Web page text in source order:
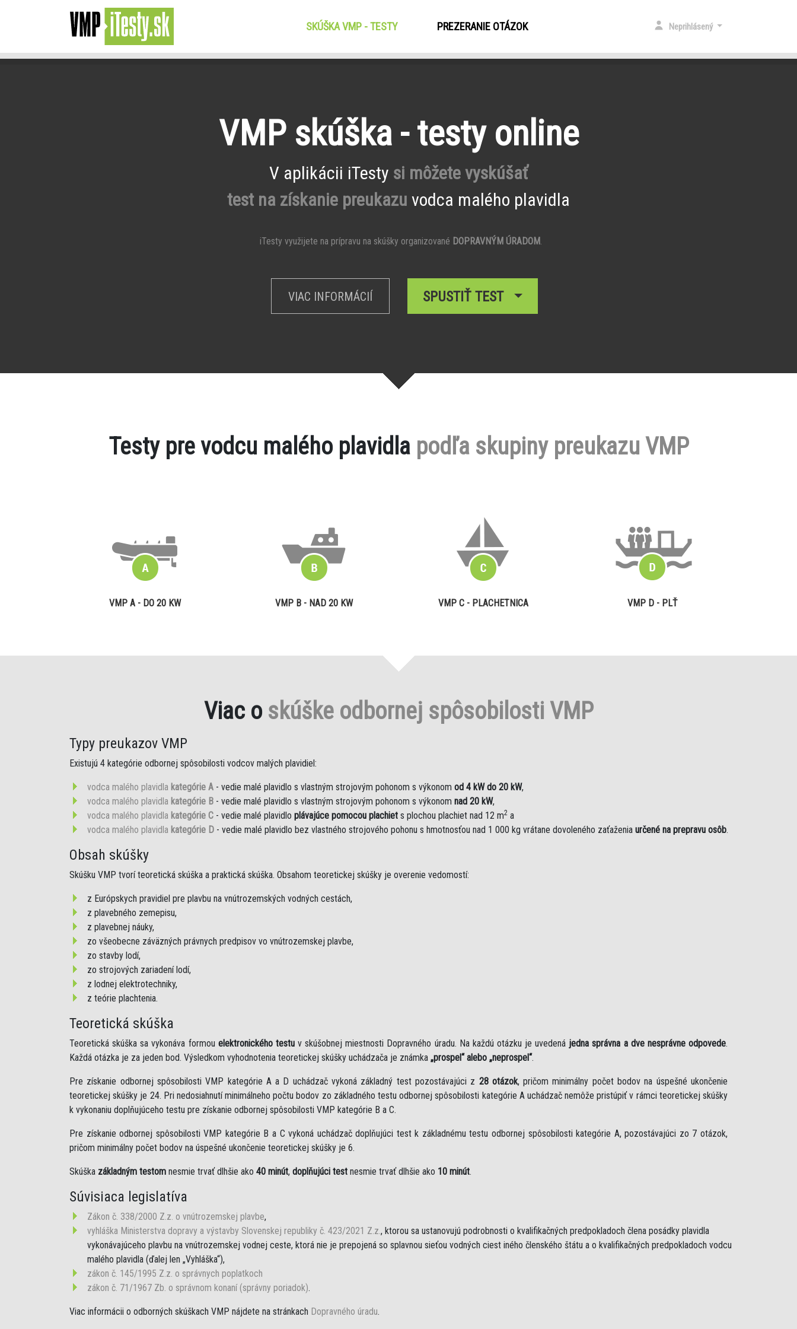
SKÚŠKA VMP - TESTY(CURRENT)PREZERANIE OTÁZOK Neprihlásený
VMP skúška - testy online
V aplikácii iTesty si môžete vyskúšať
test na získanie preukazu vodca malého plavidla
iTesty využijete na prípravu na skúšky organizované DOPRAVNÝM ÚRADOM.
VIAC INFORMÁCIÍ SPUSTIŤ TEST
Testy pre vodcu malého plavidla podľa skupiny preukazu VMP
VMP A - DO 20 KW VMP B - NAD 20 KW VMP C - PLACHETNICA VMP D - PLŤ
Viac o skúške odbornej spôsobilosti VMP
Typy preukazov VMP
Existujú 4 kategórie odbornej spôsobilosti vodcov malých plavidiel:
vodca malého plavidla kategórie A - vedie malé plavidlo s vlastným strojovým pohonom s výkonom od 4 kW do 20 kW,
vodca malého plavidla kategórie B - vedie malé plavidlo s vlastným strojovým pohonom s výkonom nad 20 kW,
vodca malého plavidla kategórie C - vedie malé plavidlo plávajúce pomocou plachiet s plochou plachiet nad 12 m2 a
vodca malého plavidla kategórie D - vedie malé plavidlo bez vlastného strojového pohonu s hmotnosťou nad 1 000 kg vrátane dovoleného zaťaženia určené na prepravu osôb.
Obsah skúšky
Skúšku VMP tvorí teoretická skúška a praktická skúška. Obsahom teoretickej skúšky je overenie vedomostí:
z Európskych pravidiel pre plavbu na vnútrozemských vodných cestách,
z plavebného zemepisu,
z plavebnej náuky,
zo všeobecne záväzných právnych predpisov vo vnútrozemskej plavbe,
zo stavby lodí,
zo strojových zariadení lodí,
z lodnej elektrotechniky,
z teórie plachtenia.
Teoretická skúška
Teoretická skúška sa vykonáva formou elektronického testuv skúšobnej miestnosti Dopravného úradu. Na každú otázku je uvedená jedna správna a dve nesprávne odpovede.
Každá otázka je za jeden bod. Výsledkom vyhodnotenia teoretickej skúšky uchádzača je známka „prospel“ alebo „neprospel“.
Pre získanie odbornej spôsobilosti VMP kategórie A a D uchádzač vykoná základný test pozostávajúci z 28 otázok, pričom minimálny počet bodov na úspešné ukončenie
teoretickej skúšky je 24. Pri nedosiahnutí minimálneho počtu bodov zo základného testu odbornej spôsobilosti kategórie A uchádzač nemôže pristúpiť v rámci teoretickej skúšky
k vykonaniu doplňujúceho testu pre získanie odbornej spôsobilosti VMP kategórie B a C.
Pre získanie odbornej spôsobilosti VMP kategórie B a C vykoná uchádzač doplňujúci test k základnému testu odbornej spôsobilosti kategórie A, pozostávajúci zo 7 otázok,
pričom minimálny počet bodov na úspešné ukončenie teoretickej skúšky je 6.
Skúška základným testom nesmie trvať dlhšie ako 40 minút, doplňujúci test nesmie trvať dlhšie ako 10 minút.
Súvisiaca legislatíva
Zákon č. 338/2000 Z.z. o vnútrozemskej plavbe,
vyhláška Ministerstva dopravy a výstavby Slovenskej republiky č. 423/2021 Z.z., ktorou sa ustanovujú podrobnosti o kvalifikačných predpokladoch člena posádky plavidla
vykonávajúceho plavbu na vnútrozemskej vodnej ceste, ktorá nie je prepojená so splavnou sieťou vodných ciest iného členského štátu a o kvalifikačných predpokladoch vodcu
malého plavidla (ďalej len „Vyhláška“),
zákon č. 145/1995 Z.z. o správnych poplatkoch
zákon č. 71/1967 Zb. o správnom konaní (správny poriadok).
Viac informácii o odborných skúškach VMP nájdete na stránkach Dopravného úradu.